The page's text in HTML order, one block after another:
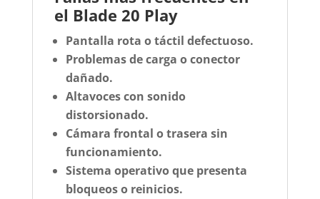
el Blade 20 Play
Pantalla rota o táctil defectuoso.
Problemas de carga o conector
dañado.
Altavoces con sonido
distorsionado.
Cámara frontal o trasera sin
funcionamiento.
Sistema operativo que presenta
bloqueos o reinicios.